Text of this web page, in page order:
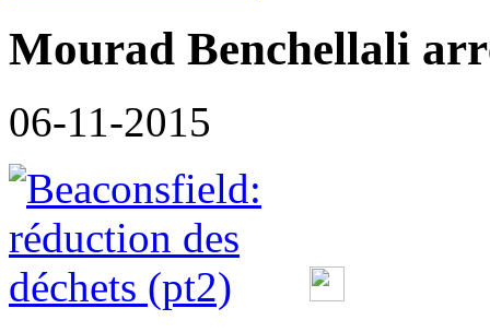
Mourad Benchellali
06-11-2015